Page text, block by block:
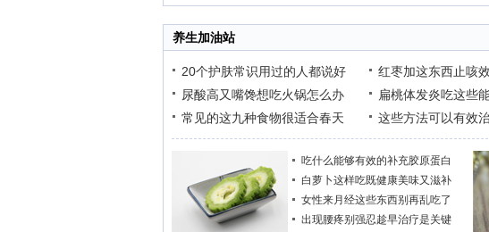
养生加油站
20个护肤常识用过的人都说好
尿酸高又嘴馋想吃火锅怎么办
常见的这九种食物很适合春天
红枣加这东西止咳
扁桃体发炎吃这些
这些方法可以有效
吃什么能够有效的补充胶原蛋白
白萝卜这样吃既健康美味又滋补
女性来月经这些东西别再乱吃了
出现腰疼别强忍趁早治疗是关键